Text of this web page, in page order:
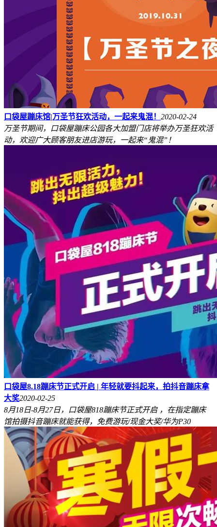
口袋屋蹦床馆|万圣节狂欢活动，一起来鬼混！ 2020-02-24
万圣节期间，口袋屋蹦床公园各大加盟门店将举办万圣狂欢活
动，欢迎广大顾客朋友进店游玩，一起来“鬼混”！
口袋屋8.18蹦床节正式开启 | 年轻就要抖起来，拍抖音蹦床拿
大奖2020-02-25
8月18日-8月27日，口袋屋818蹦床节正式开启 ，在指定蹦床
馆拍摄抖音蹦床就能获得，免费游玩/现金大奖/华为P30